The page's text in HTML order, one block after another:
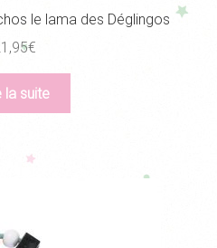
le lama des Déglingos
€
la suite